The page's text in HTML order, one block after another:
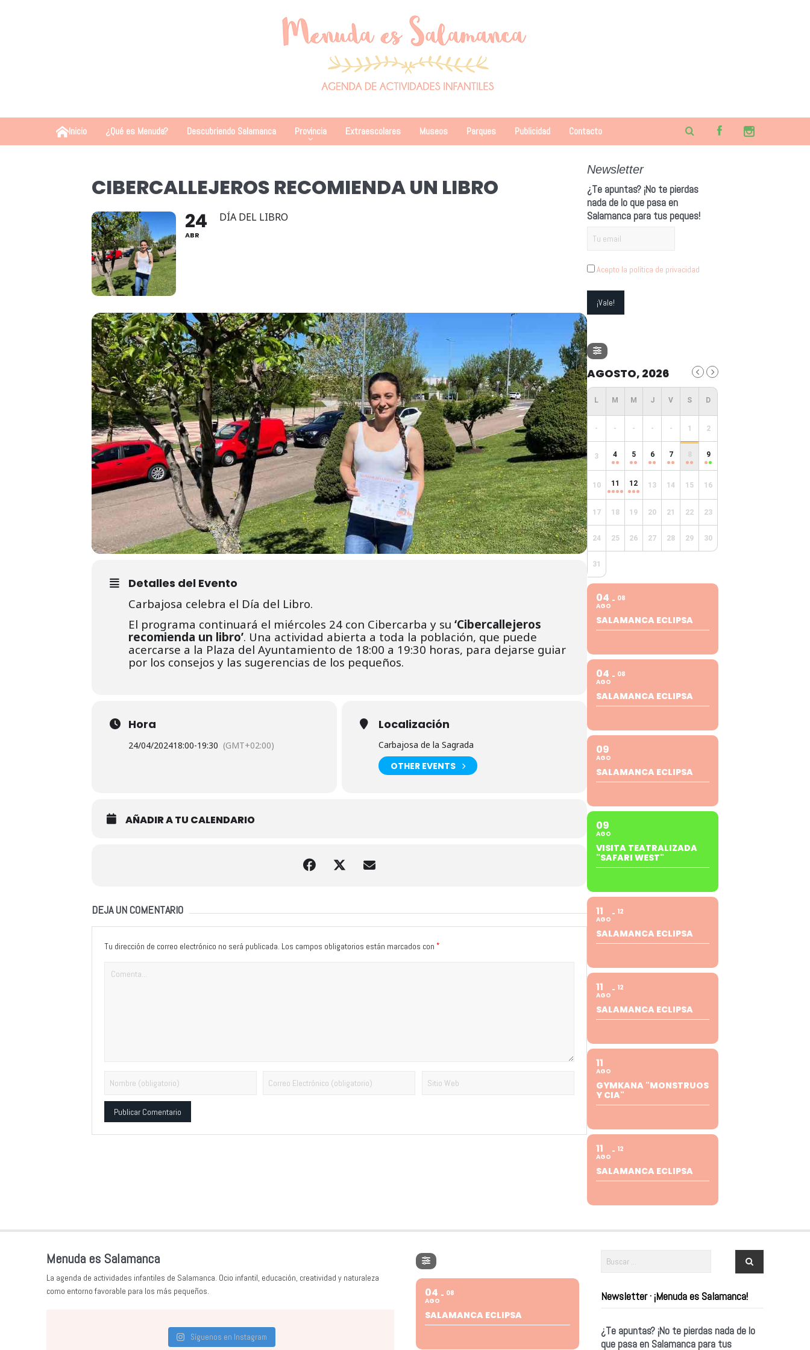
Inicio ¿Qué es Menuda? Descubriendo Salamanca Provincia Extraescolares Museos Parques Publicidad Contacto
CIBERCALLEJEROS RECOMIENDA UN LIBRO
24
ABR
DÍA DEL LIBRO
Detalles del Evento
Carbajosa celebra el Día del Libro.
El programa continuará el miércoles 24 con Cibercarba y su ‘Cibercallejeros
recomienda un libro’. Una actividad abierta a toda la población, que puede
acercarse a la Plaza del Ayuntamiento de 18:00 a 19:30 horas, para dejarse guiar
por los consejos y las sugerencias de los pequeños.
Hora
24/04/202418:00-19:30 (GMT+02:00)
Localización
Carbajosa de la Sagrada
OTHER EVENTS
AÑADIR A TU CALENDARIO
DEJA UN COMENTARIO
Tu dirección de correo electrónico no será publicada. Los campos obligatorios están marcados con *
Newsletter
¿Te apuntas? ¡No te pierdas
nada de lo que pasa en
Salamanca para tus peques!
Acepto la política de privacidad
AGOSTO, 2026
- - - - - 1 2
3 4 5 6 7 8 9
10 11 12 13 14 15 16
17 18 19 20 21 22 23
24 25 26 27 28 29 30
31
04
AGO
08
SALAMANCA ECLIPSA
04
AGO
08
SALAMANCA ECLIPSA
09
AGO
SALAMANCA ECLIPSA
09
AGO
VISITA TEATRALIZADA
"SAFARI WEST"
11
AGO
12
SALAMANCA ECLIPSA
11
AGO
12
SALAMANCA ECLIPSA
11
AGO
GYMKANA "MONSTRUOS
Y CIA"
11
AGO
12
SALAMANCA ECLIPSA
Menuda es Salamanca
La agenda de actividades infantiles de Salamanca. Ocio infantil, educación, creatividad y naturaleza
como entorno favorable para los más pequeños.
Síguenos en Instagram
04
AGO
08
SALAMANCA ECLIPSA
Newsletter · ¡Menuda es Salamanca!
¿Te apuntas? ¡No te pierdas nada de lo
que pasa en Salamanca para tus